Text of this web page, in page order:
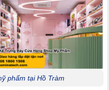
phẩm tại Hồ Tràm